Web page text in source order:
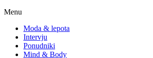
Menu
Moda & lepota
Intervju
Ponudniki
Mind & Body